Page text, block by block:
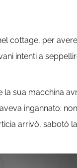
cottage, per
intenti a
la sua macchina
ingannato:
arrivò, sabotò